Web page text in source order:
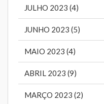
JULHO 2023 (4)
JUNHO 2023 (5)
MAIO 2023 (4)
ABRIL 2023 (9)
MARÇO 2023 (2)